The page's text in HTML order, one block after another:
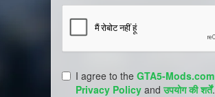
I agree to the GTA5-Mods.com
Privacy Policy andउपयोग की शर्तें.